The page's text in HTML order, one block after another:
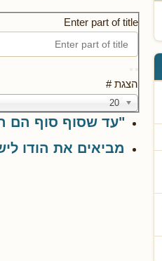
Enter part of title
הצגת #
20
"עד שסוף סוף הם
מביאים את הודו